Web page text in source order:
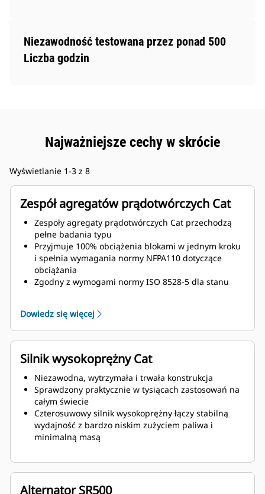
Niezawodność testowana przez ponad 500
Liczba godzin
Najważniejsze cechy w skrócie
Wyświetlanie 1-3 z 8
Zespół agregatów prądotwórczych Cat
Zespoły agregaty prądotwórczych Cat przechodzą
pełne badania typu
Przyjmuje 100% obciążenia blokami w jednym kroku
i spełnia wymagania normy NFPA110 dotyczące
obciążania
Zgodny z wymogami normy ISO 8528-5 dla stanu
Dowiedz się więcej
Silnik wysokoprężny Cat
Niezawodna, wytrzymała i trwała konstrukcja
Sprawdzony praktycznie w tysiącach zastosowań na
całym świecie
Czterosuwowy silnik wysokoprężny łączy stabilną
wydajność z bardzo niskim zużyciem paliwa i
minimalną masą
Alternator SR500